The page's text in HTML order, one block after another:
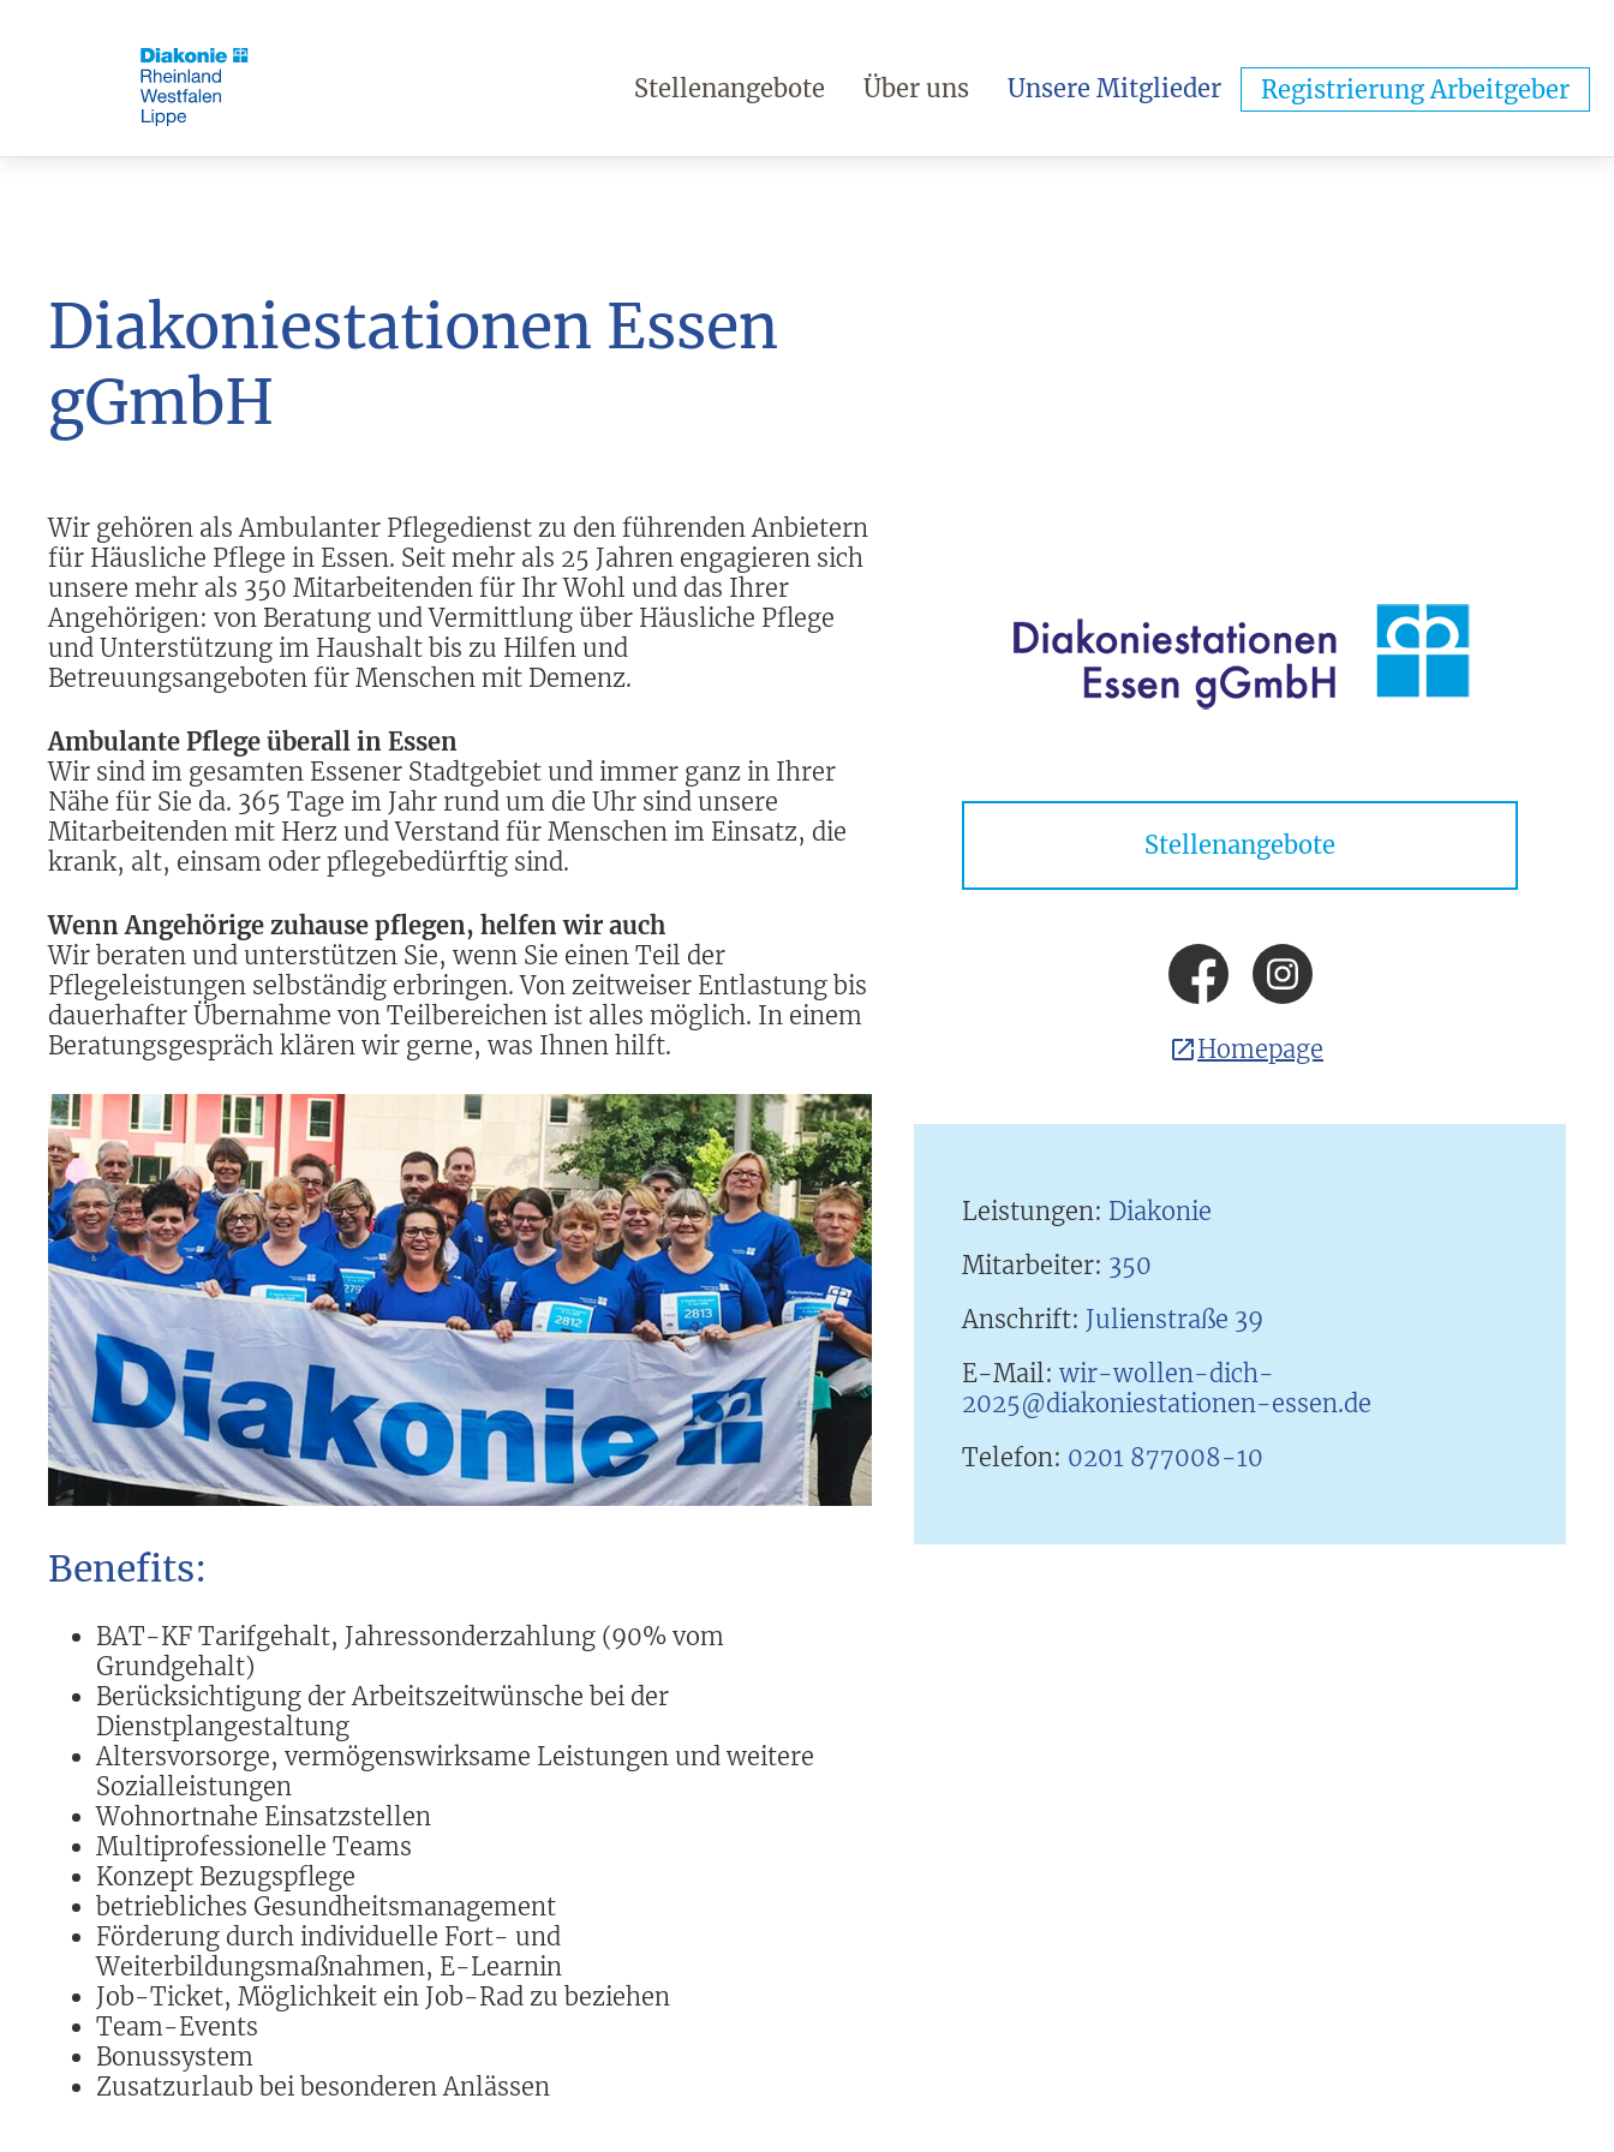
Stellenangebote Über uns Unsere Mitglieder Registrierung Arbeitgeber
Diakoniestationen Essen
gGmbH
Wir gehören als Ambulanter Pflegedienst zu den führenden Anbietern
für Häusliche Pflege in Essen. Seit mehr als 25 Jahren engagieren sich
unsere mehr als 350 Mitarbeitenden für Ihr Wohl und das Ihrer
Angehörigen: von Beratung und Vermittlung über Häusliche Pflege
und Unterstützung im Haushalt bis zu Hilfen und
Betreuungsangeboten für Menschen mit Demenz.
Ambulante Pflege überall in Essen
Wir sind im gesamten Essener Stadtgebiet und immer ganz in Ihrer
Nähe für Sie da. 365 Tage im Jahr rund um die Uhr sind unsere
Mitarbeitenden mit Herz und Verstand für Menschen im Einsatz, die
krank, alt, einsam oder pflegebedürftig sind.
Wenn Angehörige zuhause pflegen, helfen wir auch
Wir beraten und unterstützen Sie, wenn Sie einen Teil der
Pflegeleistungen selbständig erbringen. Von zeitweiser Entlastung bis
dauerhafter Übernahme von Teilbereichen ist alles möglich. In einem
Beratungsgespräch klären wir gerne, was Ihnen hilft.
Benefits:
BAT-KF Tarifgehalt, Jahressonderzahlung (90% vom
Grundgehalt)
Berücksichtigung der Arbeitszeitwünsche bei der
Dienstplangestaltung
Altersvorsorge, vermögenswirksame Leistungen und weitere
Sozialleistungen
Wohnortnahe Einsatzstellen
Multiprofessionelle Teams
Konzept Bezugspflege
betriebliches Gesundheitsmanagement
Förderung durch individuelle Fort- und
Weiterbildungsmaßnahmen, E-Learnin
Job-Ticket, Möglichkeit ein Job-Rad zu beziehen
Team-Events
Bonussystem
Zusatzurlaub bei besonderen Anlässen
Stellenangebote
Homepage
Leistungen: Diakonie
Mitarbeiter: 350
Anschrift: Julienstraße 39
E-Mail:wir-wollen-dich-
2025@diakoniestationen-essen.de
Telefon: 0201 877008-10